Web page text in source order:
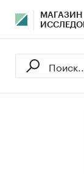
МАГАЗИН